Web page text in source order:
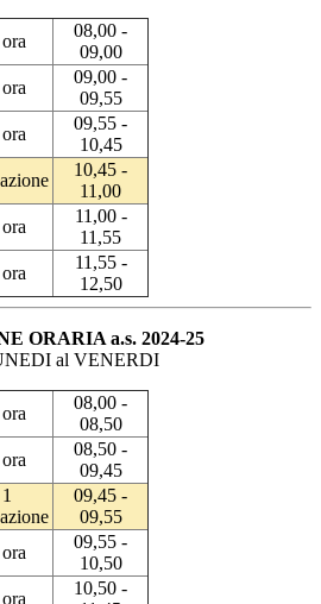
08,00 -
09,00
09,00 -
09,55
09,55 -
10,45
10,45 -
11,00
11,00 -
11,55
11,55 -
12,50
ORARIA a.s. 2024-25
al VENERDI
08,00 -
08,50
08,50 -
09,45
1
09,45 -
09,55
09,55 -
10,50
10,50 -